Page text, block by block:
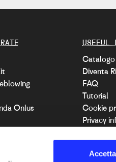
Onlus
USEFUL
Catalogo
Diventa
FAQ
Tutorial
Cookie
Privacy